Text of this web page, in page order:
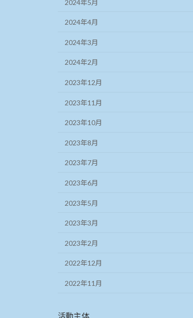
2024年5月
2024年4月
2024年3月
2024年2月
2023年12月
2023年11月
2023年10月
2023年8月
2023年7月
2023年6月
2023年5月
2023年3月
2023年2月
2022年12月
2022年11月
活動主体